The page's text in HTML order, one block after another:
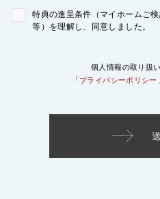
特典の進呈条件（マイホームご
等）を理解し、同意しました。
個人情報の取り扱
「プライバシーポリシー